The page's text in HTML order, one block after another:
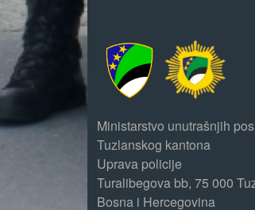
Ministarstvo unutrašnjih
Tuzlanskog kantona
Uprava policije
Turalibegova bb, 75 000
Bosna i Hercegovina